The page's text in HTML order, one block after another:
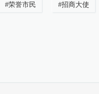
#荣誉市民 #招商大使